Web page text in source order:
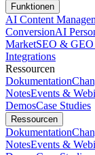
Funktionen
AI Content
ConversionAI
MarketSEO &
Integrations
Ressourcen
Dokumentation
NotesEvents &
DemosCase Studies
Ressourcen
Dokumentation
NotesEvents &